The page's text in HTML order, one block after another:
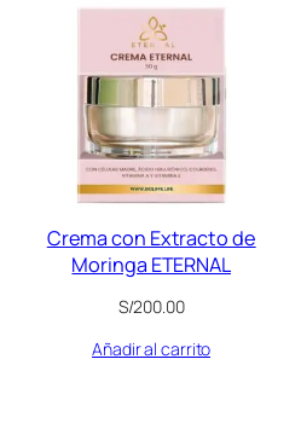
Crema con Extracto de
Moringa ETERNAL
S/200.00
Añadir al carrito